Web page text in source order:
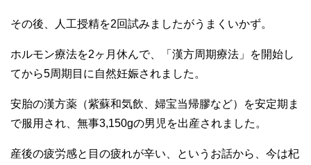
その後、人工授精を2回試みましたがうまくいかず。
ホルモン療法を2ヶ月休んで、「漢方周期療法」を開始し
てから5周期目に自然妊娠されました。
安胎の漢方薬（紫蘇和気飲、婦宝当帰膠など）を安定期ま
で服用され、無事3,150gの男児を出産されました。
産後の疲労感と目の疲れが辛い、というお話から、今は杞